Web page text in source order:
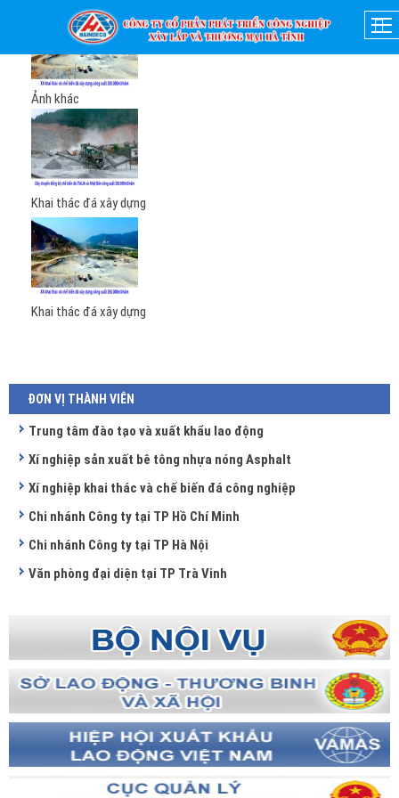
Ảnh khác
Khai thác đá xây dựng
Khai thác đá xây dựng
ĐƠN VỊ THÀNH VIÊN
Trung tâm đào tạo và xuất khẩu lao động
Xí nghiệp sản xuất bê tông nhựa nóng Asphalt
Xí nghiệp khai thác và chế biến đá công nghiệp
Chi nhánh Công ty tại TP Hồ Chí Minh
Chi nhánh Công ty tại TP Hà Nội
Văn phòng đại diện tại TP Trà Vinh